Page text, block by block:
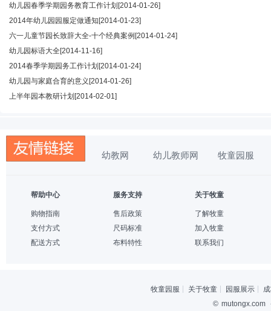
幼儿园春季学期园务教育工作计划 [2014-01-26]
2014年幼儿园园服定做通知 [2014-01-23]
六一儿童节园长致辞大全-十个经典案例 [2014-01-24]
幼儿园标语大全[2014-11-16]
2014春季学期园务工作计划 [2014-01-24]
幼儿园与家庭合育的意义 [2014-01-26]
上半年园本教研计划 [2014-02-01]
幼教网 幼儿教师网 牧童园服
帮助中心
购物指南
支付方式
配送方式
服务支持
售后政策
尺码标准
布料特性
关于牧童
了解牧童
加入牧童
联系我们
牧童园服 关于牧童 园服展示
© mutongx.com